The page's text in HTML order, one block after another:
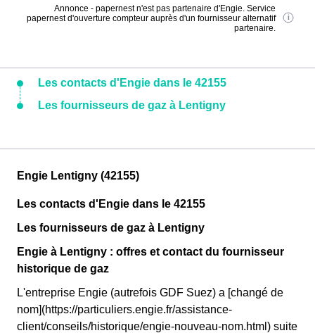
Annonce - papernest n'est pas partenaire d'Engie. Service
papernest d'ouverture compteur auprès d'un fournisseur alternatif
partenaire.
Les contacts d'Engie dans le 42155
Les fournisseurs de gaz à Lentigny
Engie Lentigny (42155)
Les contacts d'Engie dans le 42155
Les fournisseurs de gaz à Lentigny
Engie à Lentigny : offres et contact du fournisseur
historique de gaz
L'entreprise Engie (autrefois GDF Suez) a [changé de
nom](https://particuliers.engie.fr/assistance-
client/conseils/historique/engie-nouveau-nom.html) suite